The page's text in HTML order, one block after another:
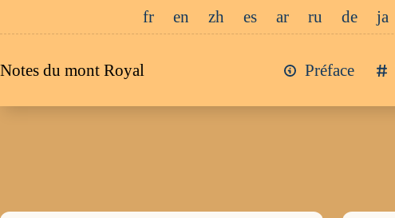
au
fr en zh es ar ru de ja
Notes du mont Royal Préface